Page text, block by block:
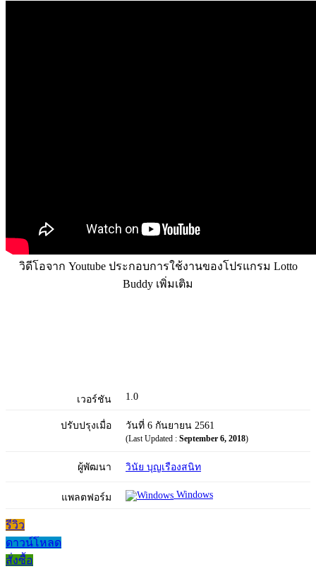
วิดีโอจาก Youtube ประกอบการใช้งานของโปรแกรม Lotto
Buddy เพิ่มเติม
เวอร์ชัน 1.0
ปรับปรุงเมื่อ วันที่ 6 กันยายน 2561
(Last Updated : September 6, 2018)
ผู้พัฒนา วินัย บุญเรืองสนิท
แพลตฟอร์ม Windows
รีวิว
ดาวน์โหลด
สั่งซื้อ